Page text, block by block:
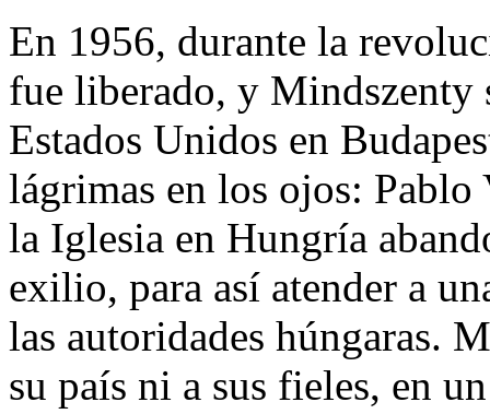
En 1956, durante la
fue liberado, y Mindszenty
Estados Unidos en
lágrimas en los ojos:
la Iglesia en Hungría
exilio, para así atender a
las autoridades húngaras.
su país ni a sus fieles, en